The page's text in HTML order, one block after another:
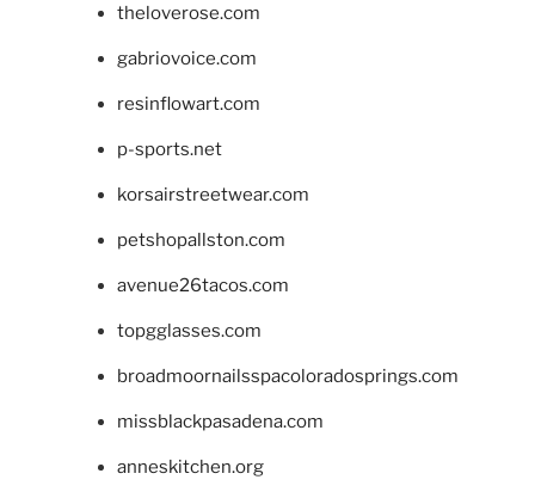
theloverose.com
gabriovoice.com
resinflowart.com
p-sports.net
korsairstreetwear.com
petshopallston.com
avenue26tacos.com
topgglasses.com
broadmoornailsspacoloradosprings.com
missblackpasadena.com
anneskitchen.org